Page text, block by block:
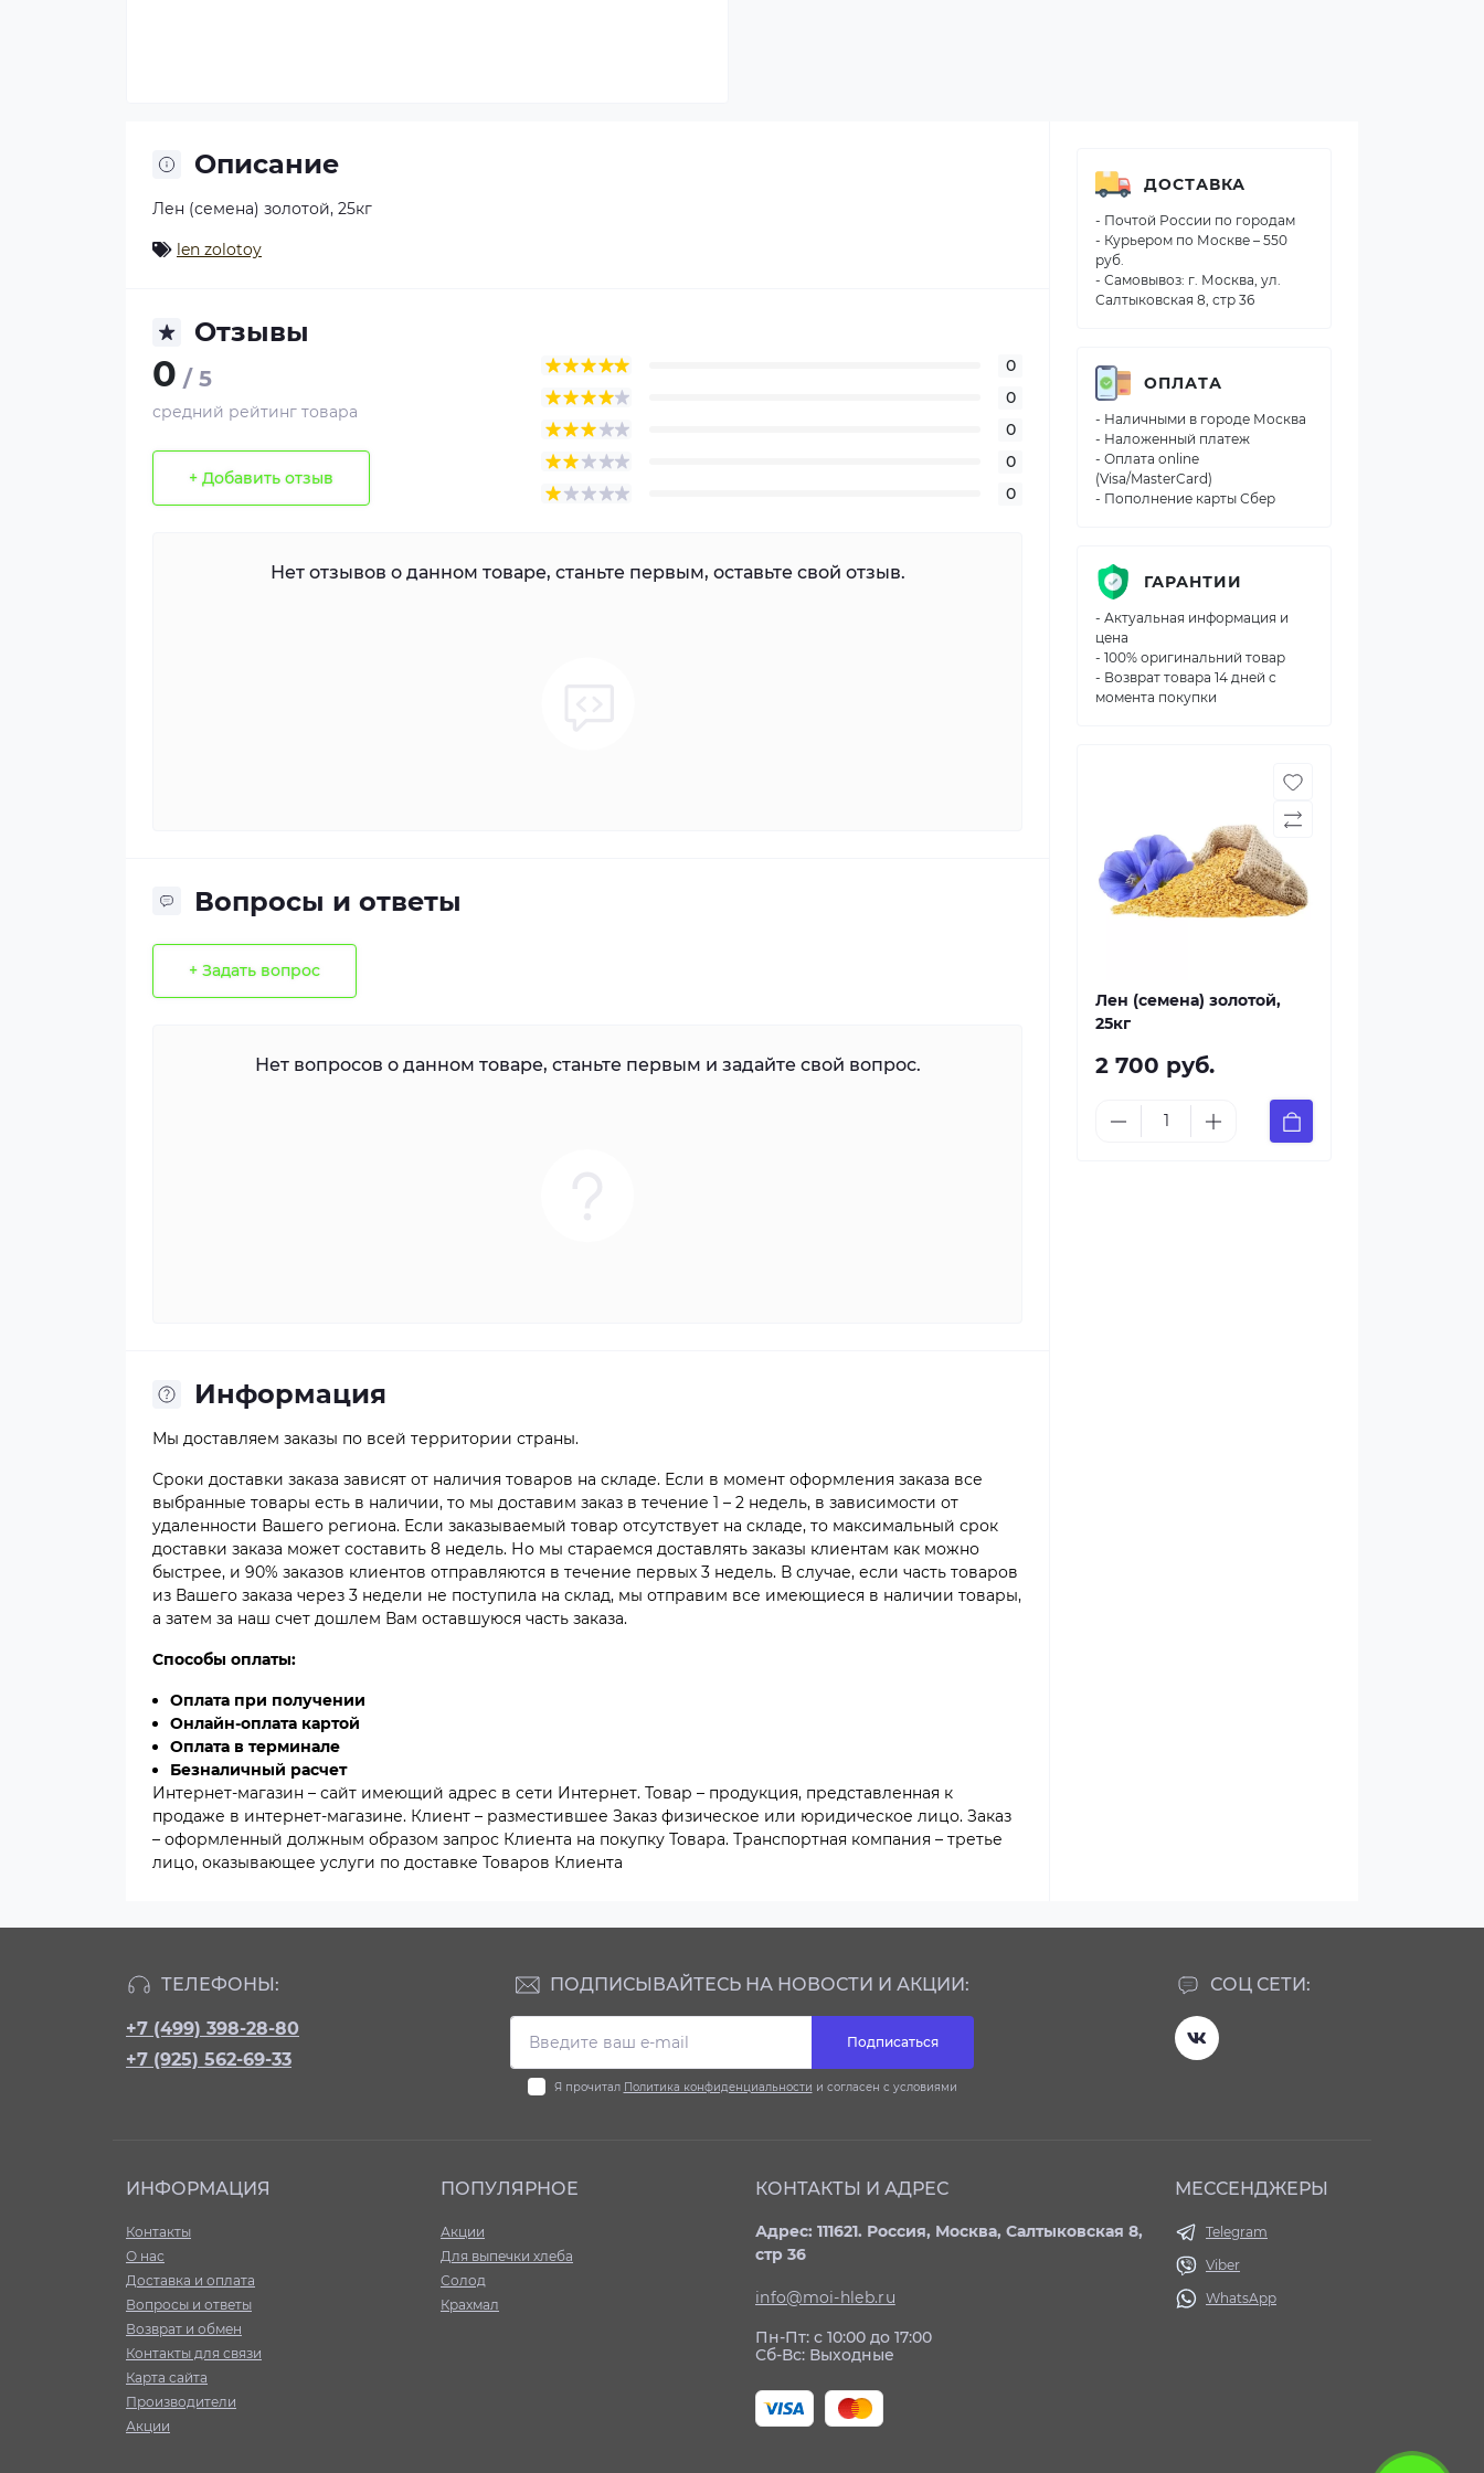
Описание
Лен (семена) золотой, 25кг
len zolotoy
Отзывы
0 / 5
средний рейтинг товара
+ Добавить отзыв
0
0
0
0
0
Нет отзывов о данном товаре, станьте первым, оставьте свой отзыв.
Вопросы и ответы
+ Задать вопрос
Нет вопросов о данном товаре, станьте первым и задайте свой вопрос.
Информация
Мы доставляем заказы по всей территории страны.
Сроки доставки заказа зависят от наличия товаров на складе. Если в момент оформления заказа все
выбранные товары есть в наличии, то мы доставим заказ в течение 1 – 2 недель, в зависимости от
удаленности Вашего региона. Если заказываемый товар отсутствует на складе, то максимальный срок
доставки заказа может составить 8 недель. Но мы стараемся доставлять заказы клиентам как можно
быстрее, и 90% заказов клиентов отправляются в течение первых 3 недель. В случае, если часть товаров
из Вашего заказа через 3 недели не поступила на склад, мы отправим все имеющиеся в наличии товары,
а затем за наш счет дошлем Вам оставшуюся часть заказа.
Способы оплаты:
Оплата при получении
Онлайн-оплата картой
Оплата в терминале
Безналичный расчет
Интернет-магазин – сайт имеющий адрес в сети Интернет. Товар – продукция, представленная к
продаже в интернет-магазине. Клиент – разместившее Заказ физическое или юридическое лицо. Заказ
– оформленный должным образом запрос Клиента на покупку Товара. Транспортная компания – третье
лицо, оказывающее услуги по доставке Товаров Клиента
ДОСТАВКА
- Почтой России по городам
- Курьером по Москве – 550
руб.
- Самовывоз: г. Москва, ул.
Салтыковская 8, стр 36
ОПЛАТА
- Наличными в городе Москва
- Наложенный платеж
- Оплата online
(Visa/MasterCard)
- Пополнение карты Сбер
ГАРАНТИИ
- Актуальная информация и
цена
- 100% оригинальний товар
- Возврат товара 14 дней с
момента покупки
Лен (семена) золотой,
25кг
2 700 руб.
ТЕЛЕФОНЫ:
+7 (499) 398-28-80
+7 (925) 562-69-33
СОЦ СЕТИ:
ПОДПИСЫВАЙТЕСЬ НА НОВОСТИ И АКЦИИ:
Подписаться
Я прочитал Политика конфиденциальности и согласен с условиями
ИНФОРМАЦИЯ
Контакты
О нас
Доставка и оплата
Вопросы и ответы
Возврат и обмен
Контакты для связи
Карта сайта
Производители
Акции
ПОПУЛЯРНОЕ
Акции
Для выпечки хлеба
Солод
Крахмал
КОНТАКТЫ И АДРЕС
Адрес: 111621. Россия, Москва, Салтыковская 8,
стр 36
info@moi-hleb.ru
Пн-Пт: с 10:00 до 17:00
Сб-Вс: Выходные
МЕССЕНДЖЕРЫ
Telegram
Viber
WhatsApp